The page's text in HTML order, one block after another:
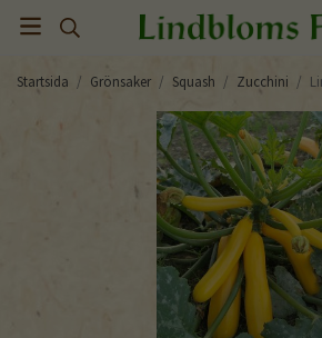
Startsida / Grönsaker / Squash / Zucchini /